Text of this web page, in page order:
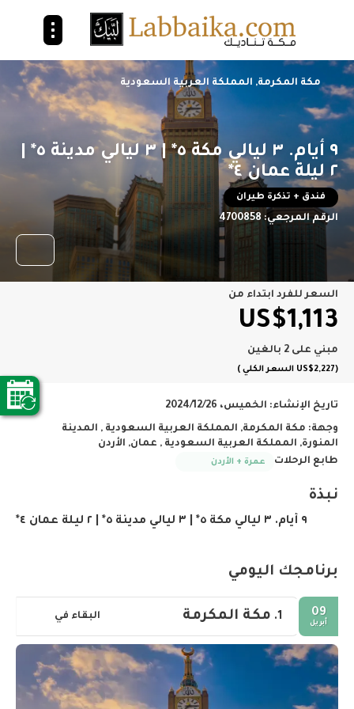
٩ أيام. ٣ ليالي مكة ٥* | ٣ ليالي مدينة ٥* |
٢ ليلة عمان ٤*
فندق + تذكرة طيران
الرقم المرجعي: 4700858
مكة المكرمة, المملكة العربية السعودية
السعر للفرد ابتداء من
US$1,113
مبني على 2 بالغين
(US$2,227 السعر الكلي )
تاريخ الإنشاء: الخميس، 2024/12/26
وجهة: مكة المكرمة, المملكة العربية السعودية , المدينة
المنورة, المملكة العربية السعودية , عمان, الأردن
طابع الرحلات
عمرة + الأردن
نبذة
٩ أيام. ٣ ليالي مكة ٥* | ٣ ليالي مدينة ٥* | ٢ ليلة عمان ٤*
برنامجك اليومي
09
أبريل 1. مكة المكرمة البقاء في